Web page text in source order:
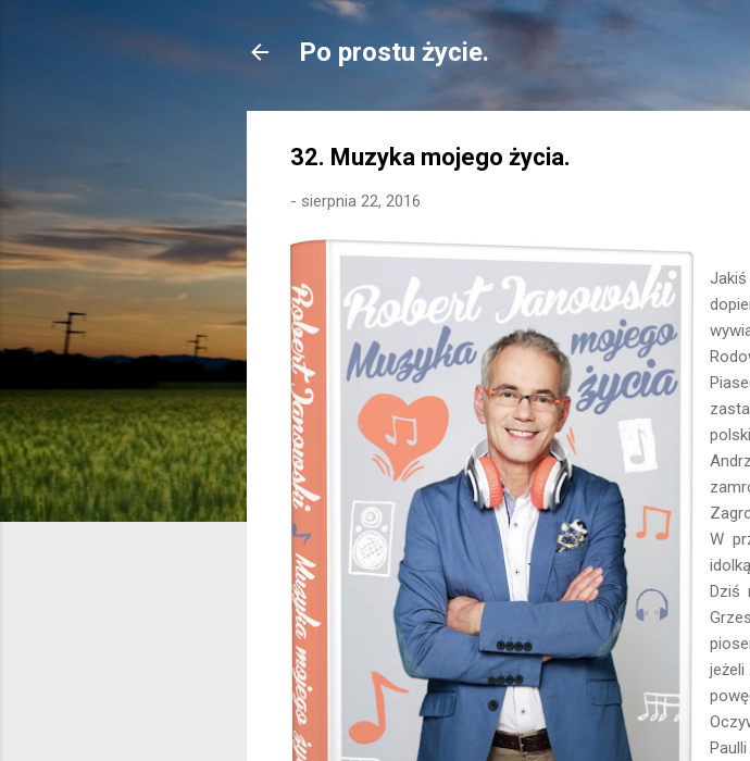
Po prostu życie.
32. Muzyka mojego życia.
- sierpnia 22, 2016
W
Dziś